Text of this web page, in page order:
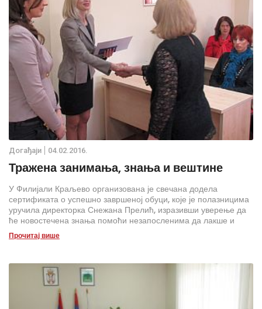
Дoгађаjи 04.02.2016.
Тражена занимања, знања и вештине
У Филијали Краљево организована је свечана додела
сертификата о успешно завршеној обуци, које је полазницима
уручила директорка Снежана Прелић, изразивши уверење да
ће новостечена знања помоћи незапосленима да лакше и
брже дођу до посла.
Прочитај више